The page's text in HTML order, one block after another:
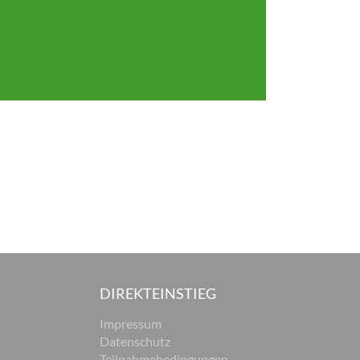
DIREKTEINSTIEG
Impressum
Datenschutz